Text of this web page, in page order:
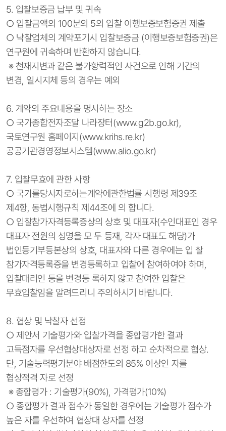
5. 입찰보증금 납부 및 귀속
○ 입찰금액의 100분의 5의 입찰 이행보증보험증권 제출
○ 낙찰업체의 계약포기시 입찰보증금 (이행보증보험증권)은
연구원에 귀속하며 반환하지 않습니다.
※ 천재지변과 같은 불가항력적인 사건으로 인해 기간의
변경, 일시지체 등의 경우는 예외
6. 계약의 주요내용을 명시하는 장소
○ 국가종합전자조달 나라장터(www.g2b.go.kr),
국토연구원 홈페이지(www.krihs.re.kr)
공공기관경영정보시스템(www.alio.go.kr)
7. 입찰무효에 관한 사항
○ 국가를당사자로하는계약에관한법률 시행령 제39조
제4항, 동법시행규칙 제44조에 의 합니다.
○ 입찰참가자격등록증상의 상호 및 대표자(수인대표인 경우
대표자 전원의 성명을 모 두 등재, 각자 대표도 해당)가
법인등기부등본상의 상호, 대표자와 다른 경우에는 입 찰
참가자격등록증을 변경등록하고 입찰에 참여하여야 하며,
입찰대리인 등을 변경등 록하지 않고 참여한 입찰은
무효입찰임을 알려드리니 주의하시기 바랍니다.
8. 협상 및 낙찰자 선정
○ 제안서 기술평가와 입찰가격을 종합평가한 결과
고득점자를 우선협상대상자로 선정 하고 순차적으로 협상.
단, 기술능력평가분야 배점한도의 85% 이상인 자를
협상적격 자로 선정
※ 종합평가 : 기술평가(90%), 가격평가(10%)
○ 종합평가 결과 점수가 동일한 경우에는 기술평가 점수가
높은 자를 우선하여 협상대 상자를 선정